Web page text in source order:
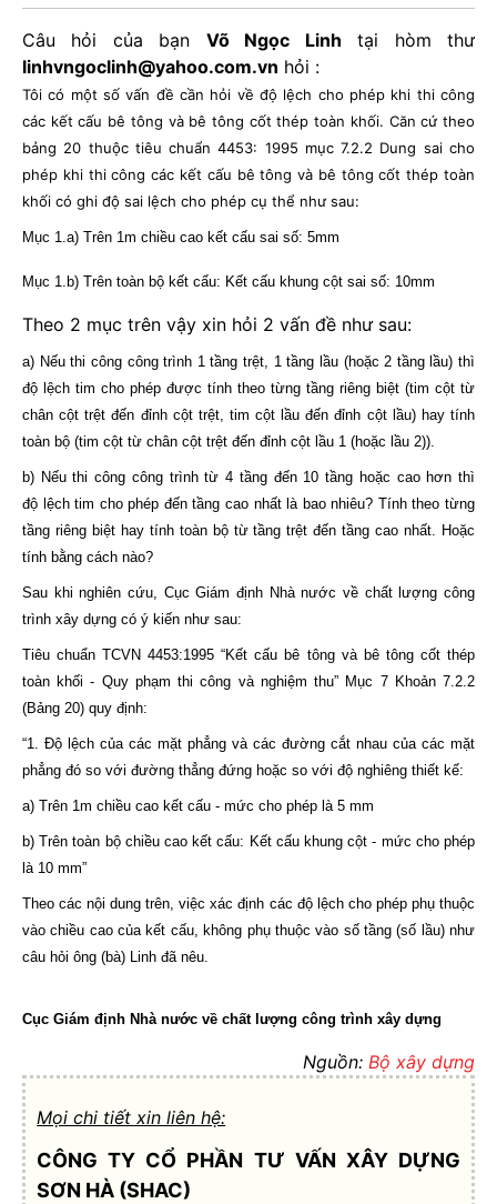
Câu hỏi của bạn Võ Ngọc Linh tại hòm thư
linhvngoclinh@yahoo.com.vn hỏi :
Tôi có một số vấn đề cần hỏi về độ lệch cho phép khi thi công
các kết cấu bê tông và bê tông cốt thép toàn khối. Căn cứ theo
bảng 20 thuộc tiêu chuẩn 4453: 1995 mục 7.2.2 Dung sai cho
phép khi thi công các kết cấu bê tông và bê tông cốt thép toàn
khối có ghi độ sai lệch cho phép cụ thể như sau:
Mục 1.a) Trên 1m chiều cao kết cấu sai số: 5mm
Mục 1.b) Trên toàn bộ kết cấu: Kết cấu khung cột sai số: 10mm
Theo 2 mục trên vậy xin hỏi 2 vấn đề như sau:
a) Nếu thi công công trình 1 tầng trệt, 1 tầng lầu (hoặc 2 tầng lầu) thì
độ lệch tim cho phép được tính theo từng tầng riêng biệt (tim cột từ
chân cột trệt đến đỉnh cột trệt, tim cột lầu đến đỉnh cột lầu) hay tính
toàn bộ (tim cột từ chân cột trệt đến đỉnh cột lầu 1 (hoặc lầu 2)).
b) Nếu thi công công trình từ 4 tầng đến 10 tầng hoặc cao hơn thì
độ lệch tim cho phép đến tầng cao nhất là bao nhiêu? Tính theo từng
tầng riêng biệt hay tính toàn bộ từ tầng trệt đến tầng cao nhất. Hoặc
tính bằng cách nào?
Sau khi nghiên cứu, Cục Giám định Nhà nước về chất lượng công
trình xây dựng có ý kiến như sau:
Tiêu chuẩn TCVN 4453:1995 “Kết cấu bê tông và bê tông cốt thép
toàn khối - Quy phạm thi công và nghiệm thu” Mục 7 Khoản 7.2.2
(Bảng 20) quy định:
“1. Độ lệch của các mặt phẳng và các đường cắt nhau của các mặt
phẳng đó so với đường thẳng đứng hoặc so với độ nghiêng thiết kế:
a) Trên 1m chiều cao kết cấu - mức cho phép là 5 mm
b) Trên toàn bộ chiều cao kết cấu: Kết cấu khung cột - mức cho phép
là 10 mm”
Theo các nội dung trên, việc xác định các độ lệch cho phép phụ thuộc
vào chiều cao của kết cấu, không phụ thuộc vào số tầng (số lầu) như
câu hỏi ông (bà) Linh đã nêu.
Cục Giám định Nhà nước về chất lượng công trình xây dựng
Nguồn: Bộ xây dựng
Mọi chi tiết xin liên hệ:
CÔNG TY CỔ PHẦN TƯ VẤN XÂY DỰNG
SƠN HÀ (SHAC)